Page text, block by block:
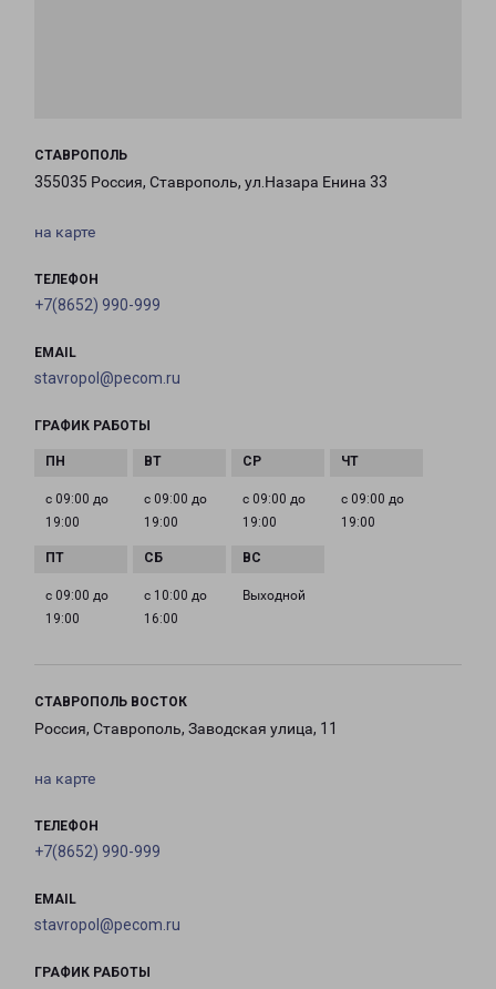
СТАВРОПОЛЬ
355035 Россия, Ставрополь, ул.Назара Енина 33
на карте
ТЕЛЕФОН
+7(8652) 990-999
EMAIL
stavropol@pecom.ru
ГРАФИК РАБОТЫ
с 09:00 до
19:00
с 09:00 до
19:00
с 09:00 до
19:00
с 09:00 до
19:00
с 09:00 до
19:00
с 10:00 до
16:00
Выходной
СТАВРОПОЛЬ ВОСТОК
Россия, Ставрополь, Заводская улица, 11
на карте
ТЕЛЕФОН
+7(8652) 990-999
EMAIL
stavropol@pecom.ru
ГРАФИК РАБОТЫ